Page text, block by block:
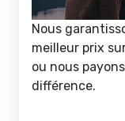
Nous
meilleur prix
ou nous
différence.